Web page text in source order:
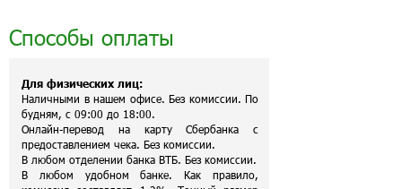
Способы оплаты
Для физических лиц:
Наличными в нашем офисе. Без комиссии. По
будням, с 09:00 до 18:00.
Онлайн-перевод на карту Сбербанка с
предоставлением чека. Без комиссии.
В любом отделении банка ВТБ. Без комиссии.
В любом удобном банке. Как правило,